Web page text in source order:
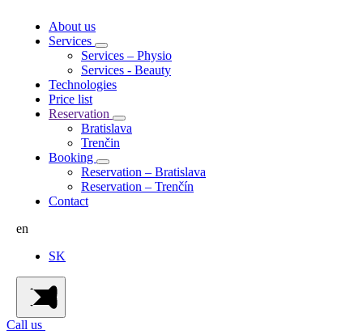
About us
Services
Services – Physio
Services - Beauty
Technologies
Price list
Reservation
Bratislava
Trenčin
Booking
Reservation – Bratislava
Reservation – Trenčín
Contact
en
SK
Call us